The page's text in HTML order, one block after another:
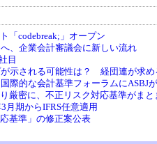
「codebreak;」オープン
、企業会計審議会に新しい流れ
目
が示される可能性は？ 経団連が求め
際的な会計基準フォーラムにASBJ
厳密に、不正リスク対応基準がまと
月期からIFRS任意適用
基準」の修正案公表